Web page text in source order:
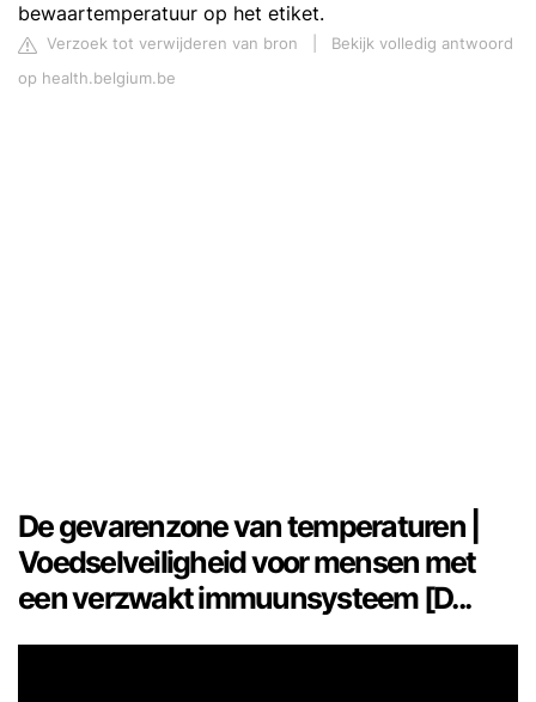
bewaartemperatuur op het etiket.
Verzoek tot verwijderen van bron
Bekijk volledig antwoord
op health.belgium.be
De gevarenzone van temperaturen |
Voedselveiligheid voor mensen met
een verzwakt immuunsysteem [D...